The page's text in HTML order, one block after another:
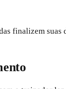
finalizem